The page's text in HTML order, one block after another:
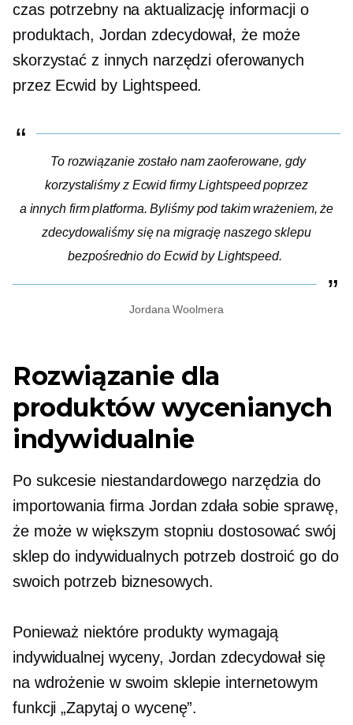
czas potrzebny na aktualizację informacji o
produktach, Jordan zdecydował, że może
skorzystać z innych narzędzi oferowanych
przez Ecwid by Lightspeed.
To rozwiązanie zostało nam zaoferowane, gdy
korzystaliśmy z Ecwid firmy Lightspeed poprzez
a innych firmplatforma. Byliśmy pod takim wrażeniem, że
zdecydowaliśmy się na migrację naszego sklepu
bezpośrednio do Ecwid by Lightspeed.
Jordana Woolmera
Rozwiązanie dla
produktów wycenianych
indywidualnie
Po sukcesie niestandardowego narzędzia do
importowania firma Jordan zdała sobie sprawę,
że może w większym stopniu dostosować swój
sklep do indywidualnych potrzeb dostroić go do
swoich potrzeb biznesowych.
Ponieważ niektóre produkty wymagają
indywidualnej wyceny, Jordan zdecydował się
na wdrożenie w swoim sklepie internetowym
funkcji „Zapytaj o wycenę”.